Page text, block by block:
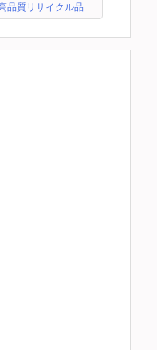
品質リサイクル品